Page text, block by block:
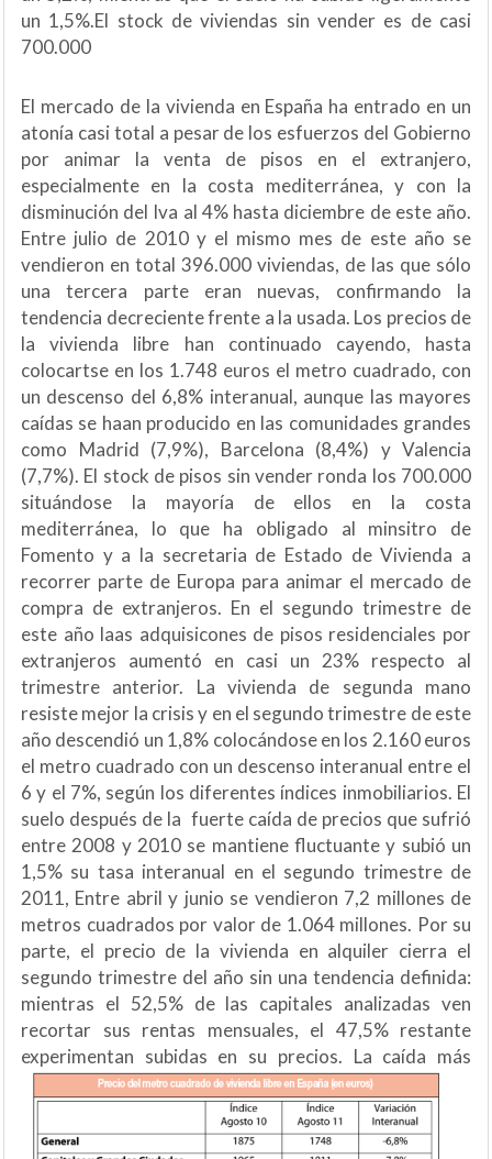
un 1,5%.El stock de viviendas sin vender es de casi
700.000
El mercado de la vivienda en España ha entrado en un
atonía casi total a pesar de los esfuerzos del Gobierno
por animar la venta de pisos en el extranjero,
especialmente en la costa mediterránea, y con la
disminución del Iva al 4% hasta diciembre de este año.
Entre julio de 2010 y el mismo mes de este año se
vendieron en total 396.000 viviendas, de las que sólo
una tercera parte eran nuevas, confirmando la
tendencia decreciente frente a la usada. Los precios de
la vivienda libre han continuado cayendo, hasta
colocartse en los 1.748 euros el metro cuadrado, con
un descenso del 6,8% interanual, aunque las mayores
caídas se haan producido en las comunidades grandes
como Madrid (7,9%), Barcelona (8,4%) y Valencia
(7,7%). El stock de pisos sin vender ronda los 700.000
situándose la mayoría de ellos en la costa
mediterránea, lo que ha obligado al minsitro de
Fomento y a la secretaria de Estado de Vivienda a
recorrer parte de Europa para animar el mercado de
compra de extranjeros. En el segundo trimestre de
este año laas adquisicones de pisos residenciales por
extranjeros aumentó en casi un 23% respecto al
trimestre anterior. La vivienda de segunda mano
resiste mejor la crisis y en el segundo trimestre de este
año descendió un 1,8% colocándose en los 2.160 euros
el metro cuadrado con un descenso interanual entre el
6 y el 7%, según los diferentes índices inmobiliarios. El
suelo después de la fuerte caída de precios que sufrió
entre 2008 y 2010 se mantiene fluctuante y subió un
1,5% su tasa interanual en el segundo trimestre de
2011, Entre abril y junio se vendieron 7,2 millones de
metros cuadrados por valor de 1.064 millones. Por su
parte, el precio de la vivienda en alquiler cierra el
segundo trimestre del año sin una tendencia definida:
mientras el 52,5% de las capitales analizadas ven
recortar sus rentas mensuales, el 47,5% restante
experimentan subidas en su precios. La caída más